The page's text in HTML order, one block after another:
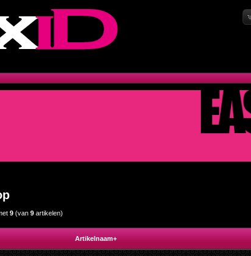
9 (van 9 artikelen)
Artikelnaam+